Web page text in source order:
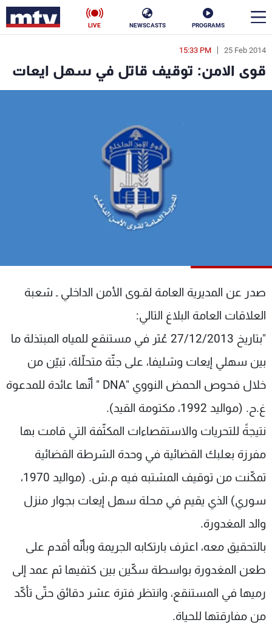
PROGRAMS
NEWSCASTS
LIVE
25 Feb 2014
15:33 PM
قوى الامن: توقيف قاتل في سهل ايعات
صدر عن المديرية العامة لقـوى الأمن الداخلي ـ شعبة
العلاقات العامة البلاغ التالي:
"بتاريخ 27/12/2013 عُثر في مستنقع للمياه المبتذلة ما
بين سهلي إيعات وشليفا، على جثّة متحلّلة، تبيّن من
خلال فحوص الحمض النووي "DNA " أنّها عائدة للمدعوة
غ.ح. (مواليد 1992، مكتومة القيد).
نتيجةً للتحريات والاستقصاءات المكثّفة التي قامت بها
مفرزة بعلبك القضائية في وحدة الشرطة القضائية
تمكّنت من توقيف المشتبه فيه م.ش. (مواليد 1970،
سوري) الذي يقيم في محلة سهل إيعات بجوار منزل
والد المغدورة.
بالتحقيق معه، اعترف بارتكابه الجريمة وبأنّه أقدم على
طعن المغدورة بواسطة سكّين بين كتفيها ثم عمد إلى
رميها في المستنقع، وانتظر فترة عشر دقائق حتّى تأكّد
من مفارقتها للحياة.
en
الأخبار
فن
رياضة
جدول البرامج
شاهد البرامج
الترددات
عن MTV
لاعلاناتكم
وظائف
تواصل معنا
شروط الإسـتخدام
سياسة الخصوصية